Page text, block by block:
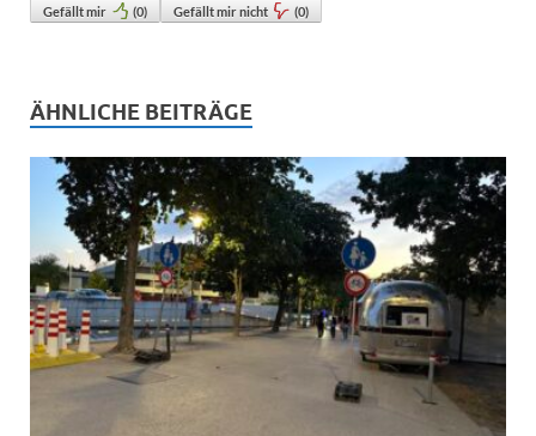
Gefällt mir (0) Gefällt mir nicht (0)
ÄHNLICHE BEITRÄGE